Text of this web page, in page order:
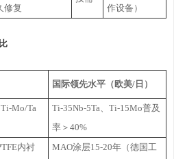
修复
作设备）
国际领先水平（欧美/日）
Mo/Ta
Ti-35Nb-5Ta、Ti-15Mo普及
率＞40%
内衬
MAO涂层15-20年（德国工